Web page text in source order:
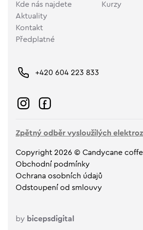
Kde nás najdete
Aktuality
Kontakt
Předplatné
Kurzy
+420 604 223 833
Zpětný odběr vysloužilých
Copyright 2026 © Candycane
Obchodní podmínky
Ochrana osobních údajů
Odstoupení od smlouvy
by bicepsdigital